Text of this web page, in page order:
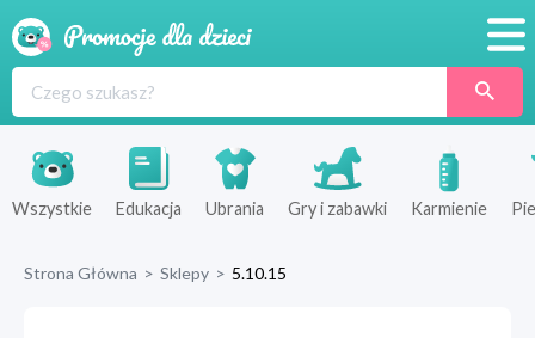
Produkty
Sklepy
Wszystkie Edukacja Ubrania Gry i zabawki Karmienie
Strona Główna > Sklepy > 5.10.15